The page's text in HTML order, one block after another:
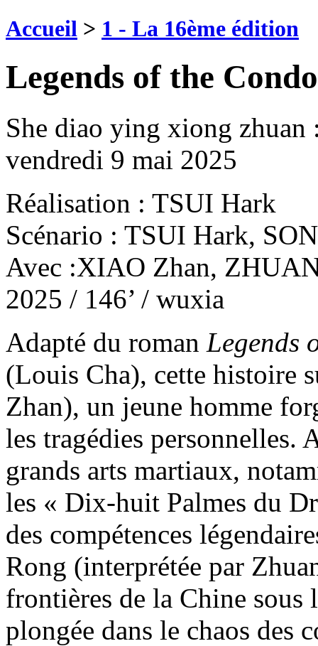
Accueil > 1 - La 16ème édition
Legends of the
She diao ying xiong zhuan
vendredi 9 mai 2025
Réalisation : TSUI Hark
Scénario : TSUI Hark,
Avec :XIAO Zhan,
2025 / 146’ / wuxia
Adapté du roman Legends
(Louis Cha), cette histoire
Zhan), un jeune homme
les tragédies personnelles.
grands arts martiaux,
les « Dix-huit Palmes du
des compétences
Rong (interprétée par
frontières de la Chine sous
plongée dans le chaos des